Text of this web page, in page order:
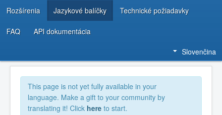
Rozšírenia Jazykové balíčky Technické požiadavky
FAQ API dokumentácia
Slovenčina
This page is not yet fully available in your
language. Make a gift to your community by
translating it! Click here to start.